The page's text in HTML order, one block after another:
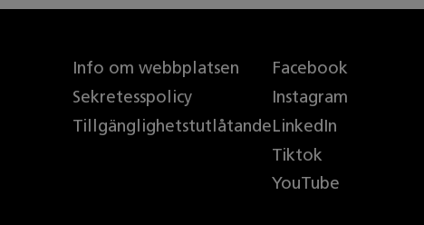
Info om webbplatsen
Sekretesspolicy
Tillgänglighetstutlåtande
Facebook
Instagram
LinkedIn
Tiktok
YouTube